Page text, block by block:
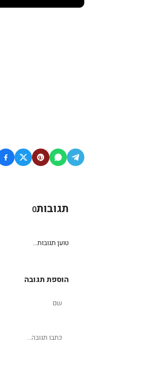
תגובות0
טוען תגובות...
הוספת תגובה